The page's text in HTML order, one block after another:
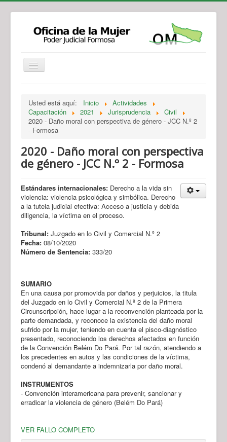
Legislación
Novedades
Recursos y Servicios de Atención
Contacto
Usted está aquí: Inicio
Actividades
Capacitación
2021 Jurisprudencia
Civil
2020 - Daño moral con perspectiva de género - JCC N.º 2
- Formosa
2020 - Daño moral con perspectiva
de género - JCC N.º 2 - Formosa
Estándares internacionales: Derecho a la vida sin
violencia: violencia psicológica y simbólica. Derecho
a la tutela judicial efectiva: Acceso a justicia y debida
diligencia, la víctima en el proceso.
Tribunal: Juzgado en lo Civil y Comercial N.º 2
Fecha: 08/10/2020
Número de Sentencia: 333/20
SUMARIO
En una causa por promovida por daños y perjuicios, la titula
del Juzgado en lo Civil y Comercial N.º 2 de la Primera
Circunscripción, hace lugar a la reconvención planteada por la
parte demandada, y reconoce la existencia del daño moral
sufrido por la mujer, teniendo en cuenta el pisco-diagnóstico
presentado, reconociendo los derechos afectados en función
de la Convención Belém Do Pará. Por tal razón, atendiendo a
los precedentes en autos y las condiciones de la víctima,
condenó al demandante a indemnizarla por daño moral.
INSTRUMENTOS
- Convención interamericana para prevenir, sancionar y
erradicar la violencia de género (Belém Do Pará)
VER FALLO COMPLETO